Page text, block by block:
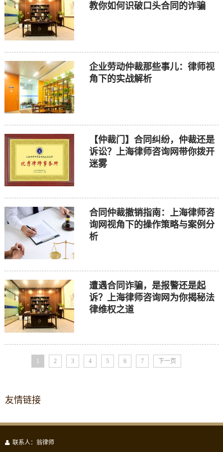
教你如何识破口头合同的诈骗
企业劳动仲裁那些事儿：律师视
角下的实战解析
【仲裁门】合同纠纷，仲裁还是
诉讼？上海律师咨询网带你拨开
迷雾
合同仲裁撤销指南：上海律师咨
询网视角下的操作策略与案例分
析
遭遇合同诈骗，是报警还是起
诉？上海律师咨询网为你揭秘法
律维权之道
1 2 3 4 5 6 7 下一页
友情链接
联系人：翁律师